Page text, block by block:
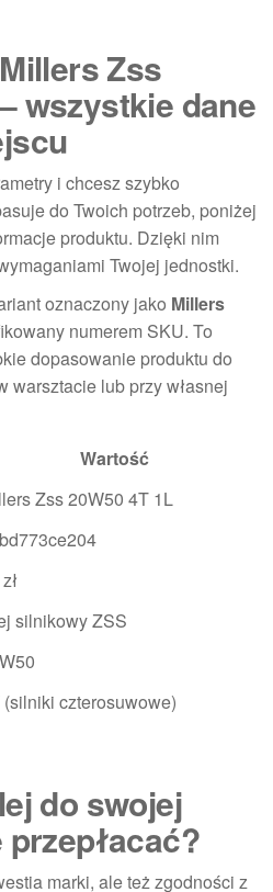
Zss
wszystkie dane
i chcesz szybko
do Twoich potrzeb, poniżej
produktu. Dzięki nim
Twojej jednostki.
oznaczony jako Millers
numerem SKU. To
dopasowanie produktu do
warsztacie lub przy własnej
Wartość
Zss 20W50 4T 1L
silnikowy ZSS
czterosuwowe)
do swojej
marki, ale też zgodności z